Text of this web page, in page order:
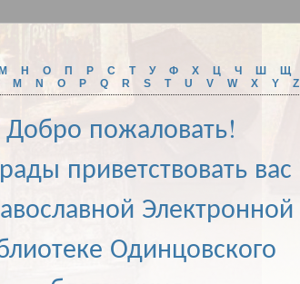
М Н О П Р С Т У Ф Х Ц Ч Ш Щ
M N O P Q R S T U V W X Y Z
Добро пожаловать!
приветствовать вас
Электронной
Одинцовского